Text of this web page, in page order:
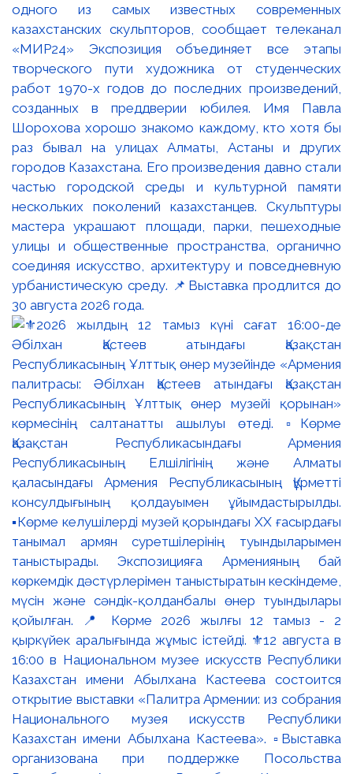
одного из самых известных современных
казахстанских скульпторов, сообщает телеканал
«МИР24» Экспозиция объединяет все этапы
творческого пути художника от студенческих
работ 1970-х годов до последних произведений,
созданных в преддверии юбилея. Имя Павла
Шорохова хорошо знакомо каждому, кто хотя бы
раз бывал на улицах Алматы, Астаны и других
городов Казахстана. Его произведения давно стали
частью городской среды и культурной памяти
нескольких поколений казахстанцев. Скульптуры
мастера украшают площади, парки, пешеходные
улицы и общественные пространства, органично
соединяя искусство, архитектуру и повседневную
урбанистическую среду. 📌Выставка продлится до
30 августа 2026 года.